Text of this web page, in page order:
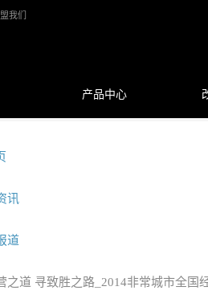
我们
产品中心
讯
道
之道 寻致胜之路_2014非常城市全国